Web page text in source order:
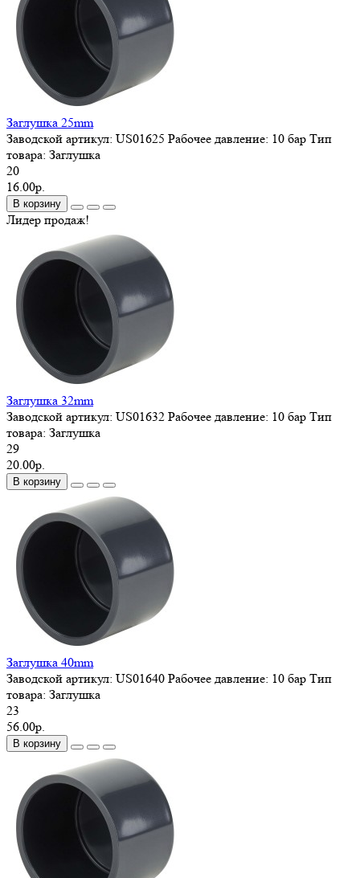
Заглушка 25mm
Заводской артикул: US01625 Рабочее давление: 10 бар Тип
товара: Заглушка
20
16.00р.
В корзину
Лидер продаж!
Заглушка 32mm
Заводской артикул: US01632 Рабочее давление: 10 бар Тип
товара: Заглушка
29
20.00р.
В корзину
Заглушка 40mm
Заводской артикул: US01640 Рабочее давление: 10 бар Тип
товара: Заглушка
23
56.00р.
В корзину